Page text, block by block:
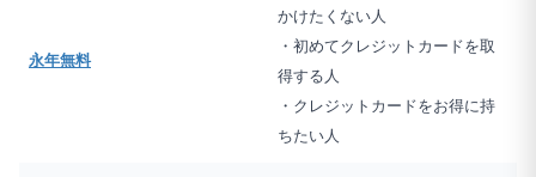
永年無料
かけたくない人
・初めてクレジットカードを取
得する人
・クレジットカードをお得に持
ちたい人